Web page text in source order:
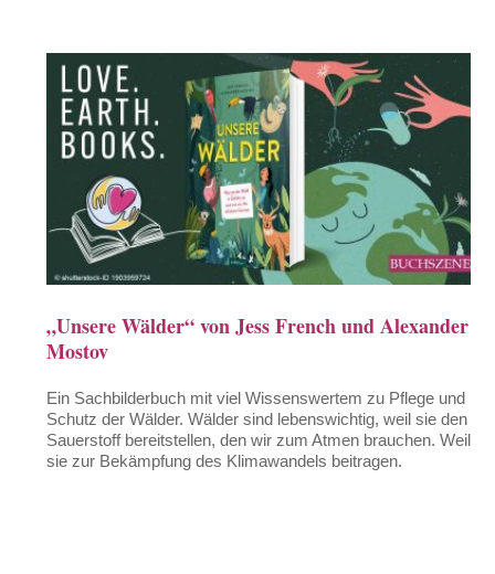
„Unsere Wälder“ von Jess French und Alexander
Mostov
Ein Sachbilderbuch mit viel Wissenswertem zu Pflege und
Schutz der Wälder. Wälder sind lebenswichtig, weil sie den
Sauerstoff bereitstellen, den wir zum Atmen brauchen. Weil
sie zur Bekämpfung des Klimawandels beitragen.